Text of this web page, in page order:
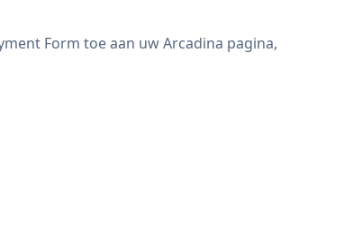
Form toe aan uw Arcadina pagina,